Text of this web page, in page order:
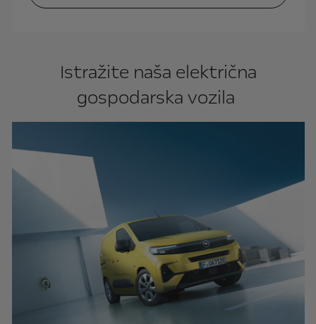
Istražite naša električna
gospodarska vozila